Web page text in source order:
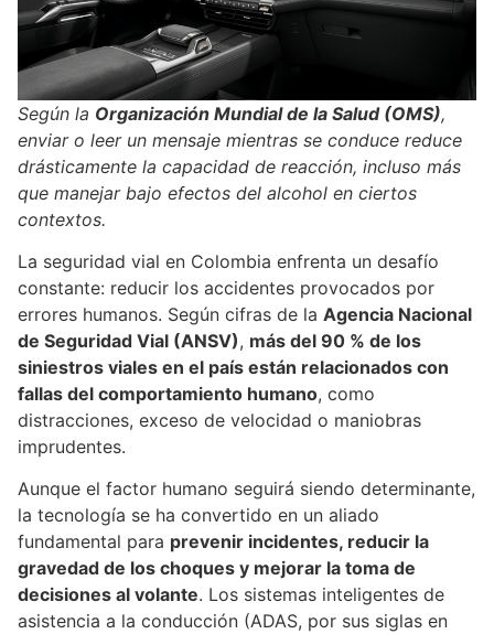
Según la Organización Mundial de la Salud (OMS),
enviar o leer un mensaje mientras se conduce reduce
drásticamente la capacidad de reacción, incluso más
que manejar bajo efectos del alcohol en ciertos
contextos.
La seguridad vial en Colombia enfrenta un desafío
constante: reducir los accidentes provocados por
errores humanos. Según cifras de la Agencia Nacional
de Seguridad Vial (ANSV), más del 90 % de los
siniestros viales en el país están relacionados con
fallas del comportamiento humano, como
distracciones, exceso de velocidad o maniobras
imprudentes.
Aunque el factor humano seguirá siendo determinante,
la tecnología se ha convertido en un aliado
fundamental para prevenir incidentes, reducir la
gravedad de los choques y mejorar la toma de
decisiones al volante. Los sistemas inteligentes de
asistencia a la conducción (ADAS, por sus siglas en